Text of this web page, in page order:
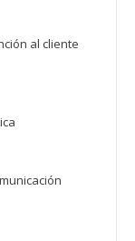
al cliente